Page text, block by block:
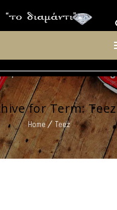
for Term: Teez
Home Teez